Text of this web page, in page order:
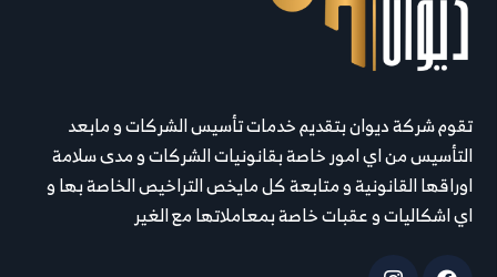
تقوم شركة ديوان بتقديم خدمات تأسيس الشركات و مابعد
التأسيس من اي امور خاصة بقانونيات الشركات و مدى سلامة
اوراقها القانونية و متابعة كل مايخص التراخيص الخاصة بها و
اي اشكاليات و عقبات خاصة بمعاملاتها مع الغير